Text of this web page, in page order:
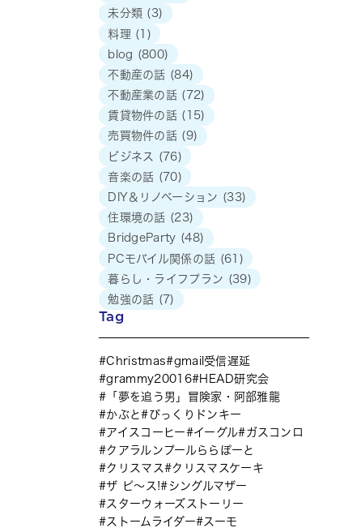
未分類 (3)
料理 (1)
blog (800)
不動産の話 (84)
不動産業の話 (72)
賃貸物件の話 (15)
売買物件の話 (9)
ビジネス
(76)
音楽の話 (70)
DIY＆リノベーション (33)
住環境の話 (23)
BridgeParty (48)
PCモバイル関係の話 (61)
暮らし・ライフプラン (39)
勉強の話 (7)
Tag
Christmas
gmail受信遅延
grammy20016
HEAD研究会
「夢を追う男」冒険家・阿部雅龍
かぶと
びっくりドンキー
アイスコーヒー
イーグル
ガスコンロ
クアラルンプールららぽーと
クリスマス
クリスマスケーキ
ザ ピ〜ス!
シングルマザー
スターウォーズストーリー
ストームライダー
スーモ